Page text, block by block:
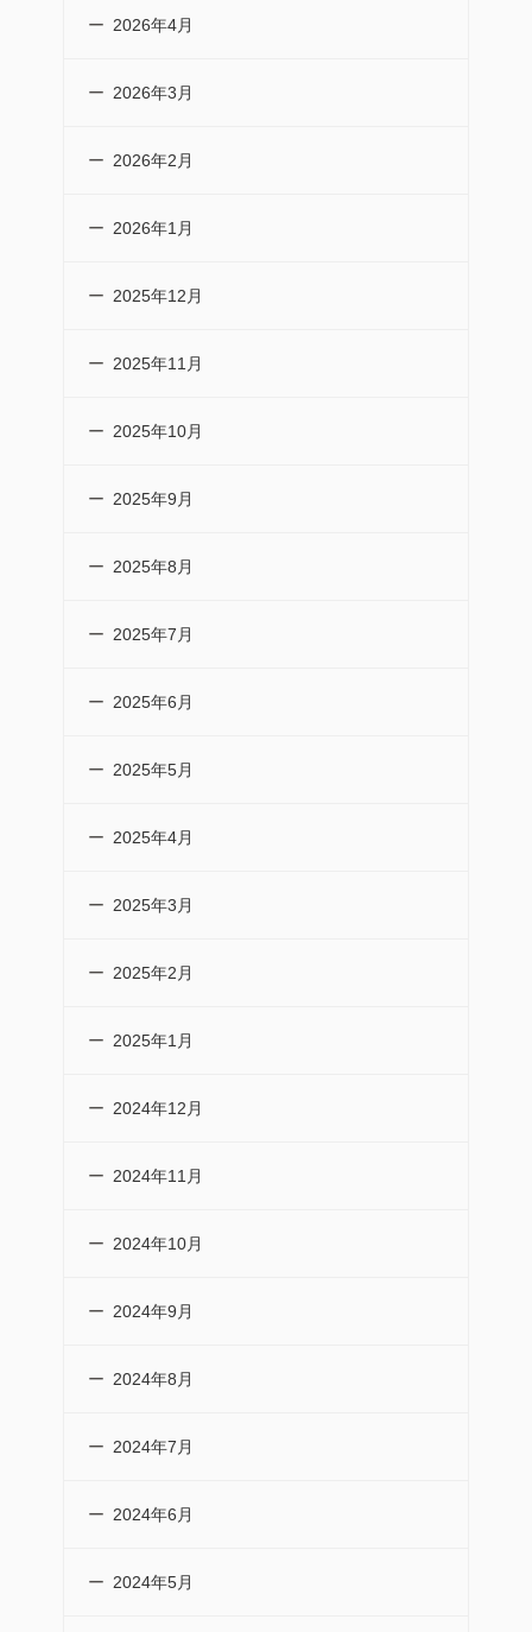
2026年4月
2026年3月
2026年2月
2026年1月
2025年12月
2025年11月
2025年10月
2025年9月
2025年8月
2025年7月
2025年6月
2025年5月
2025年4月
2025年3月
2025年2月
2025年1月
2024年12月
2024年11月
2024年10月
2024年9月
2024年8月
2024年7月
2024年6月
2024年5月